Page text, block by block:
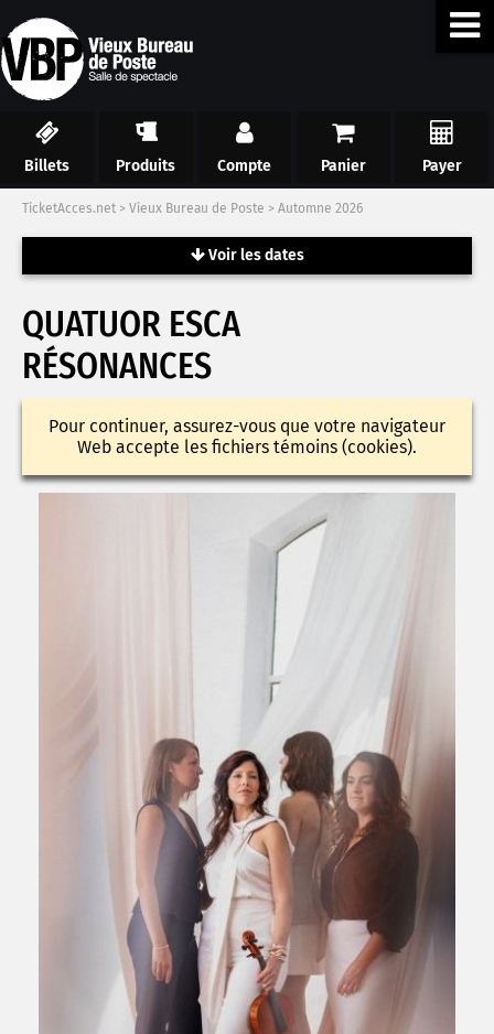
Billets Produits Compte Panier Payer
TicketAcces.net > Vieux Bureau de Poste > Automne 2026
Voir les dates
QUATUOR ESCA
RÉSONANCES
Pour continuer, assurez-vous que votre navigateur
Web accepte les fichiers témoins (cookies).